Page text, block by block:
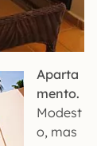
Aparta
mento.
Modest
o, mas